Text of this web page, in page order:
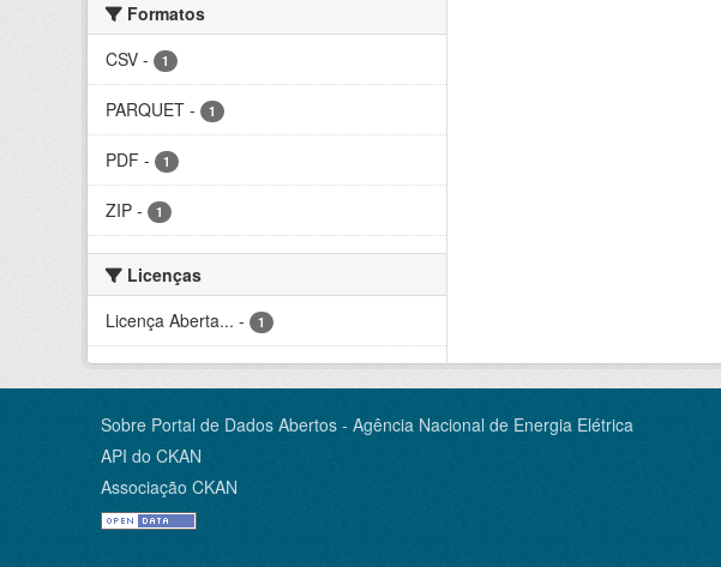
Formatos
CSV - 1
PARQUET - 1
PDF - 1
ZIP - 1
Licenças
Licença Aberta... - 1
Sobre Portal de Dados Abertos - Agência Nacional de Energia Elétrica
API do CKAN
Associação CKAN